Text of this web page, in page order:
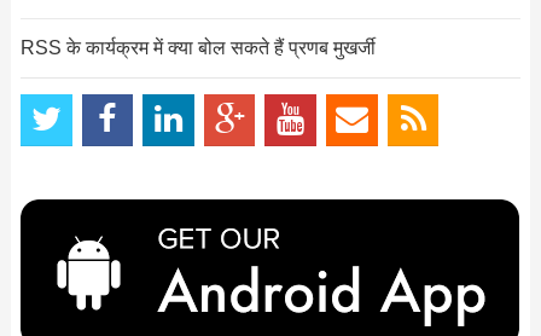
RSS के कार्यक्रम में क्या बोल सकते हैं प्रणब मुखर्जी